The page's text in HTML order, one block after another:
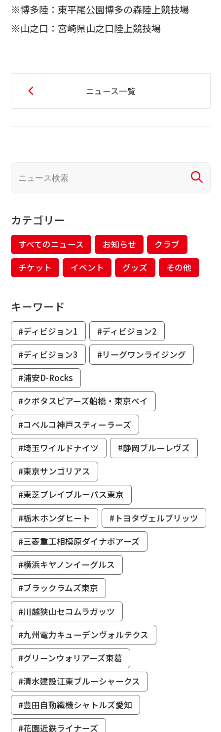
※博多陸：東平尾公園博多の森陸上競技場
※山之口：宮崎県山之口陸上競技場
ニュース一覧
カテゴリー
すべてのニュース お知らせ
クラブ
チケット
イベント グッズ その他
キーワード
#ディビジョン1
#ディビジョン2
#ディビジョン3
#リーグワンライジング
#浦安D-Rocks
#クボタスピアーズ船橋・東京ベイ
#コベルコ神戸スティーラーズ
#埼玉ワイルドナイツ
#静岡ブルーレヴズ
#東京サンゴリアス
#東芝ブレイブルーパス東京
#栃木ホンダヒート
#トヨタヴェルブリッツ
#三菱重工相模原ダイナボアーズ
#横浜キヤノンイーグルス
#ブラックラムズ東京
#川越狭山セコムラガッツ
#九州電力キューデンヴォルテクス
#グリーンウォリアーズ東葛
#清水建設江東ブルーシャークス
#豊田自動織機シャトルズ愛知
#花園近鉄ライナーズ